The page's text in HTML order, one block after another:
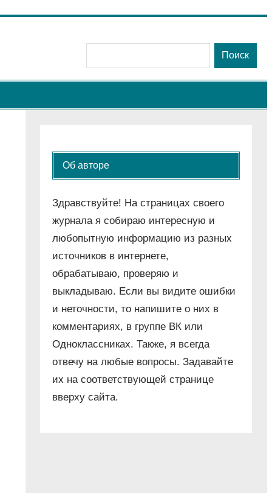
Поиск
Об авторе
Здравствуйте! На страницах своего
журнала я собираю интересную и
любопытную информацию из разных
источников в интернете,
обрабатываю, проверяю и
выкладываю. Если вы видите ошибки
и неточности, то напишите о них в
комментариях, в группе ВК или
Одноклассниках. Также, я всегда
отвечу на любые вопросы. Задавайте
их на соответствующей странице
вверху сайта.